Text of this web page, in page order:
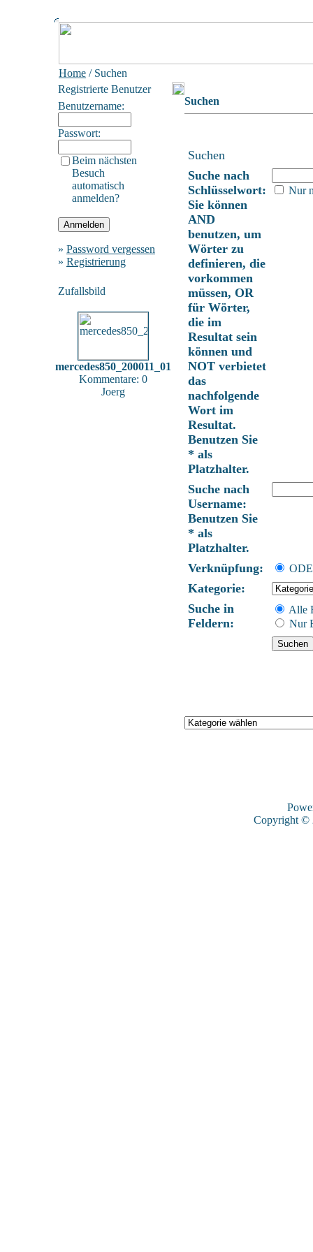
Home / Suchen
Registrierte Benutzer
Benutzername:
Passwort:
Beim nächsten
Besuch
automatisch
anmelden?
» Password vergessen
» Registrierung
Zufallsbild
mercedes850_200011_01
Kommentare: 0
Joerg
Suchen
Suchen
Suche nach
Schlüsselwort:
Sie können
AND
benutzen, um
Wörter zu
definieren, die
vorkommen
müssen, OR
für Wörter,
die im
Resultat sein
können und
NOT verbietet
das
nachfolgende
Wort im
Resultat.
Benutzen Sie
* als
Platzhalter.
Nur
Suche nach
Username:
Benutzen Sie
* als
Platzhalter.
Verknüpfung:
Kategorie:
Suche in
Feldern:
Alle
Nur
Copyright ©